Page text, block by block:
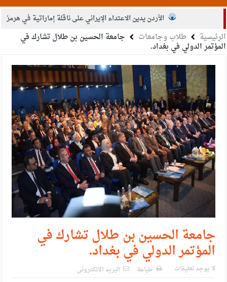
الأردن يدين الاعتداء الإيراني على ناقلة إماراتية في هرمز
الصحة: 1257 شهيدا بغزة منذ وقف النار
حزب التغيير يطلق فعاليات اعمال المدرسة الحزبية..صور
مدير مهرجان جرش.. نهج ميداني يؤمن بلغة الحوار والشراكة
الرئيسية طلاب وجامعات جامعة الحسين بن طلال تشارك في
المؤتمر الدولي في بغداد.
جامعة الحسين بن طلال تشارك في
المؤتمر الدولي في بغداد.
لا يوجد تعليقات طباعة البريد الالكترونى